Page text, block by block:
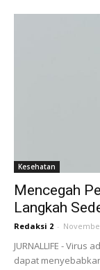
Kesehatan
Mencegah
Langkah
Redaksi 2 -
JURNALLIFE -
dapat